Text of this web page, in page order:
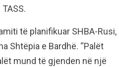
të planifikuar SHBA-Rusi,
Shtëpia e Bardhë. “Palët
mund të gjenden në një